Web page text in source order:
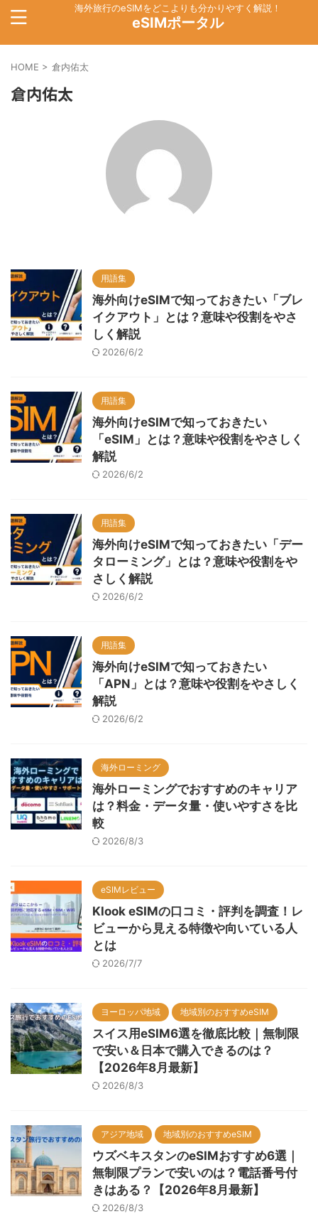
海外旅行のeSIMをどこよりも分かりやすく解説！
eSIMポータル
HOME > 倉内佑太
倉内佑太
用語集
海外向けeSIMで知っておきたい「ブレ
イクアウト」とは？意味や役割をやさ
しく解説
2026/6/2
用語集
海外向けeSIMで知っておきたい
「eSIM」とは？意味や役割をやさしく
解説
2026/6/2
用語集
海外向けeSIMで知っておきたい「デー
タローミング」とは？意味や役割をや
さしく解説
2026/6/2
用語集
海外向けeSIMで知っておきたい
「APN」とは？意味や役割をやさしく
解説
2026/6/2
海外ローミング
海外ローミングでおすすめのキャリア
は？料金・データ量・使いやすさを比
較
2026/8/3
eSIMレビュー
Klook eSIMの口コミ・評判を調査！レ
ビューから見える特徴や向いている人
とは
2026/7/7
ヨーロッパ地域 地域別のおすすめeSIM
スイス用eSIM6選を徹底比較｜無制限
で安い＆日本で購入できるのは？
【2026年8月最新】
2026/8/3
アジア地域 地域別のおすすめeSIM
ウズベキスタンのeSIMおすすめ6選｜
無制限プランで安いのは？電話番号付
きはある？【2026年8月最新】
2026/8/3